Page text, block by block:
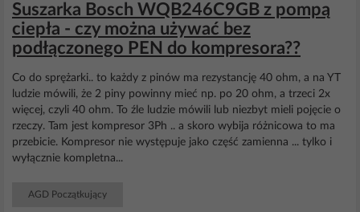
Suszarka Bosch WQB246C9GB z pompą
ciepła - czy można używać bez
podłączonego PEN do kompresora??
Co do sprężarki.. to każdy z pinów ma rezystancję 40 ohm, a na YT
ludzie mówili, że 2 piny powinny mieć np. po 20 ohm, a trzeci 2x
więcej, czyli 40 ohm. To źle ludzie mówili lub niezbyt mieli pojęcie o
rzeczy. Tam jest kompresor 3Ph .. a skoro wybija różnicowa to ma
przebicie. Kompresor nie występuje jako część zamienna ... tylko i
wyłącznie kompletna...
AGD Początkujący